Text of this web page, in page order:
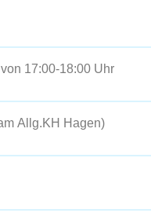
17:00-18:00 Uhr
Allg.KH Hagen)